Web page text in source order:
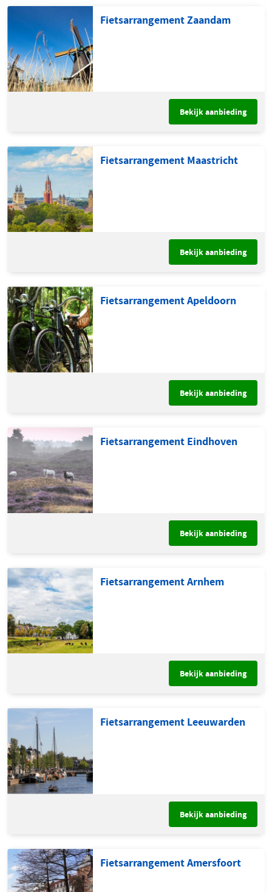
Fietsarrangement Zaandam
Bekijk aanbieding
Fietsarrangement Maastricht
Bekijk aanbieding
Fietsarrangement Apeldoorn
Bekijk aanbieding
Fietsarrangement Eindhoven
Bekijk aanbieding
Fietsarrangement Arnhem
Bekijk aanbieding
Fietsarrangement Leeuwarden
Bekijk aanbieding
Fietsarrangement Amersfoort